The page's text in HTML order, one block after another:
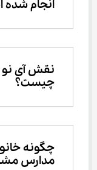
انجام
چیست؟
مدارس